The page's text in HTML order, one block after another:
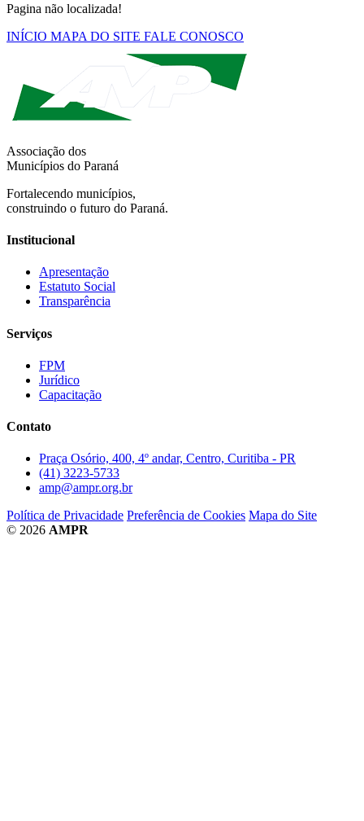
Pagina não localizada!
INÍCIO MAPA DO SITE FALE CONOSCO
Associação dos
Municípios do Paraná
Fortalecendo municípios,
construindo o futuro do Paraná.
Institucional
Apresentação
Estatuto Social
Transparência
Serviços
FPM
Jurídico
Capacitação
Contato
Praça Osório, 400, 4º andar, Centro, Curitiba - PR
(41) 3223-5733
amp@ampr.org.br
Política de Privacidade Preferência de Cookies Mapa do Site
© 2026 AMPR